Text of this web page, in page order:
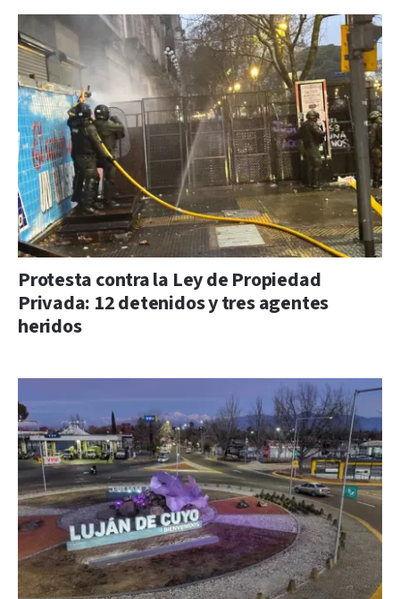
Protesta contra la Ley de Propiedad
Privada: 12 detenidos y tres agentes
heridos